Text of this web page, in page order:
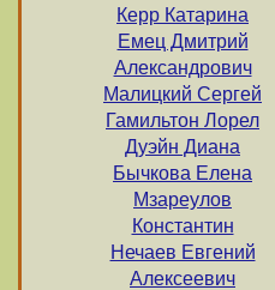
Керр Катарина
Емец Дмитрий
Александрович
Малицкий Сергей
Гамильтон Лорел
Дуэйн Диана
Бычкова Елена
Мзареулов
Константин
Нечаев Евгений
Алексеевич